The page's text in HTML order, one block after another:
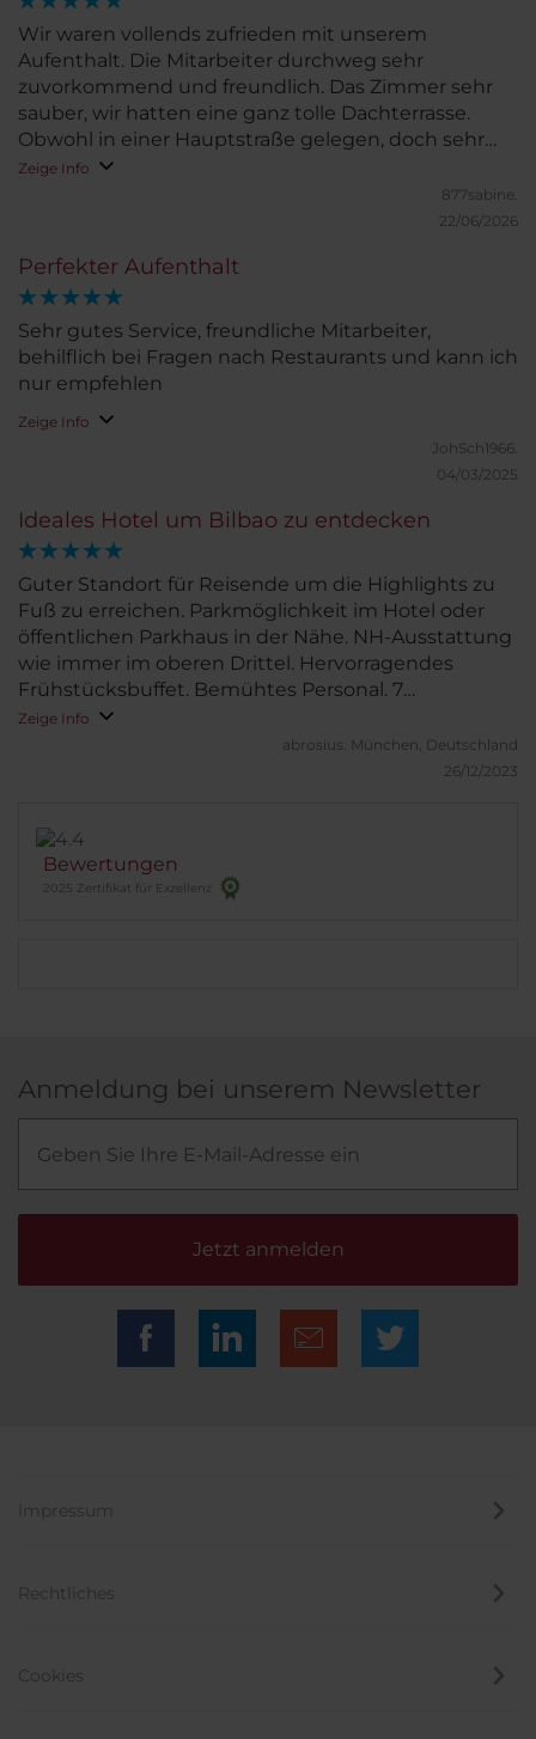
Wir waren vollends zufrieden mit unserem
Aufenthalt. Die Mitarbeiter durchweg sehr
zuvorkommend und freundlich. Das Zimmer sehr
sauber, wir hatten eine ganz tolle Dachterrasse.
Obwohl in einer Hauptstraße gelegen, doch sehr
ruhig. Das Frühstücks-Büffet war mehr als
Zeige Info
877sabine.
22/06/2026
Perfekter Aufenthalt
Sehr gutes Service, freundliche Mitarbeiter,
behilflich bei Fragen nach Restaurants und kann ich
nur empfehlen
Zeige Info
JohSch1966.
04/03/2025
Ideales Hotel um Bilbao zu entdecken
Guter Standort für Reisende um die Highlights zu
Fuß zu erreichen. Parkmöglichkeit im Hotel oder
öffentlichen Parkhaus in der Nähe. NH-Ausstattung
wie immer im oberen Drittel. Hervorragendes
Frühstücksbuffet. Bemühtes Personal. 7
Stockwerke, waren in der 3. Etage nach hinten
untergebracht. Zimmer zur Gran Via (viel Verkehr)
könnte unruhig sein, Zimmer nach hinten sehr
Zeige Info
abrosius. München, Deutschland
26/12/2023
Bewertungen
2025 Zertifikat für Exzellenz
Anmeldung bei unserem Newsletter
Jetzt anmelden
Impressum
Rechtliches
Cookies